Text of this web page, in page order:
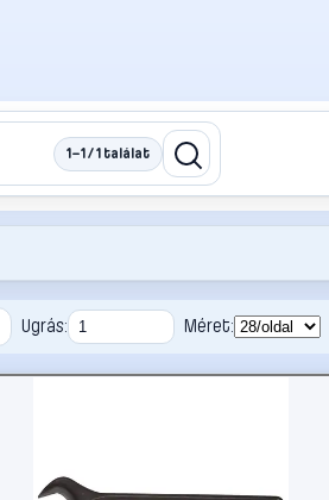
1–1 / 1 találat
Ugrás: Méret: